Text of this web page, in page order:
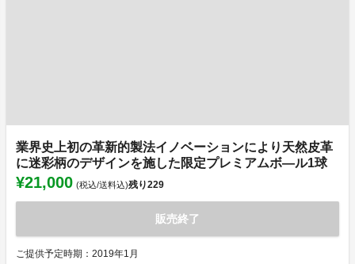
業界史上初の革新的製法イノベーションにより天然皮革
に迷彩柄のデザインを施した限定プレミアムボ―ル1球
¥21,000 (税込/送料込)残り229
販売終了
ご提供予定時期：2019年1月